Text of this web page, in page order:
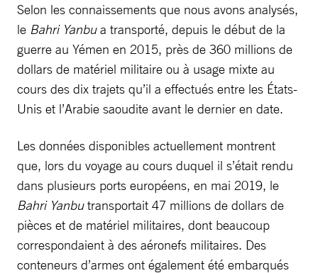
Selon les connaissements que nous avons analysés,
le Bahri Yanbua transporté, depuis le début de la
guerre au Yémen en 2015, près de 360 millions de
dollars de matériel militaire ou à usage mixte au
cours des dix trajets qu’il a effectués entre les États-
Unis et l’Arabie saoudite avant le dernier en date.
Les données disponibles actuellement montrent
que, lors du voyage au cours duquel il s’était rendu
dans plusieurs ports européens, en mai 2019, le
Bahri Yanbutransportait 47 millions de dollars de
pièces et de matériel militaires, dont beaucoup
correspondaient à des aéronefs militaires. Des
conteneurs d’armes ont également été embarqués